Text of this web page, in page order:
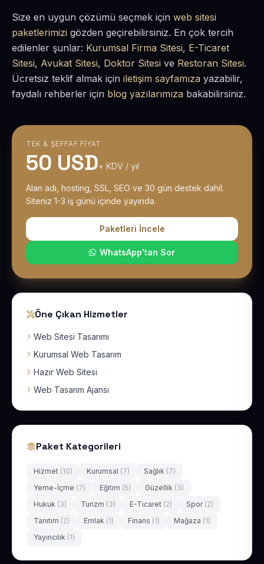
Size en uygun çözümü seçmek için web sitesi
paketlerimizi gözden geçirebilirsiniz. En çok tercih
edilenler şunlar: Kurumsal Firma Sitesi, E-Ticaret
Sitesi, Avukat Sitesi, Doktor Sitesi ve Restoran Sitesi.
Ücretsiz teklif almak için iletişim sayfamıza yazabilir,
faydalı rehberler için blog yazılarımıza bakabilirsiniz.
TEK & ŞEFFAF FIYAT
50 USD+ KDV / yıl
Alan adı, hosting, SSL, SEO ve 30 gün destek dahil.
Siteniz 1-3 iş günü içinde yayında.
Paketleri İncele
WhatsApp'tan Sor
Öne Çıkan Hizmetler
Web Sitesi Tasarımı
Kurumsal Web Tasarım
Hazır Web Sitesi
Web Tasarım Ajansı
Paket Kategorileri
Hizmet (10) Kurumsal (7) Sağlık (7)
Yeme-İçme (7) Eğitim (5) Güzellik (3)
Hukuk (3) Turizm (3) E-Ticaret (2) Spor (2)
Tanıtım (2) Emlak (1) Finans (1) Mağaza (1)
Yayıncılık (1)